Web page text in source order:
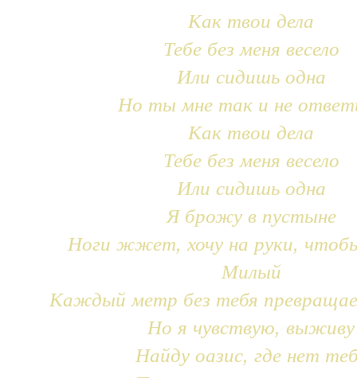
Как твои дела
Тебе без меня весело
Или сидишь одна
Но ты мне так и не
Как твои дела
Тебе без меня весело
Или сидишь одна
Я брожу в пустыне
Ноги жжет, хочу на руки,
Милый
Каждый метр без тебя
Но я чувствую, выживу
Найду оазис, где нет